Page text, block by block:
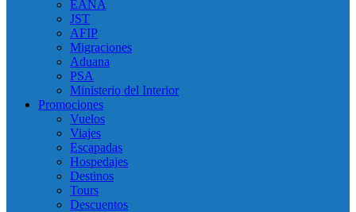
EANA
JST
AFIP
Migraciones
Aduana
PSA
Ministerio del Interior
Promociones
Vuelos
Viajes
Escapadas
Hospedajes
Destinos
Tours
Descuentos